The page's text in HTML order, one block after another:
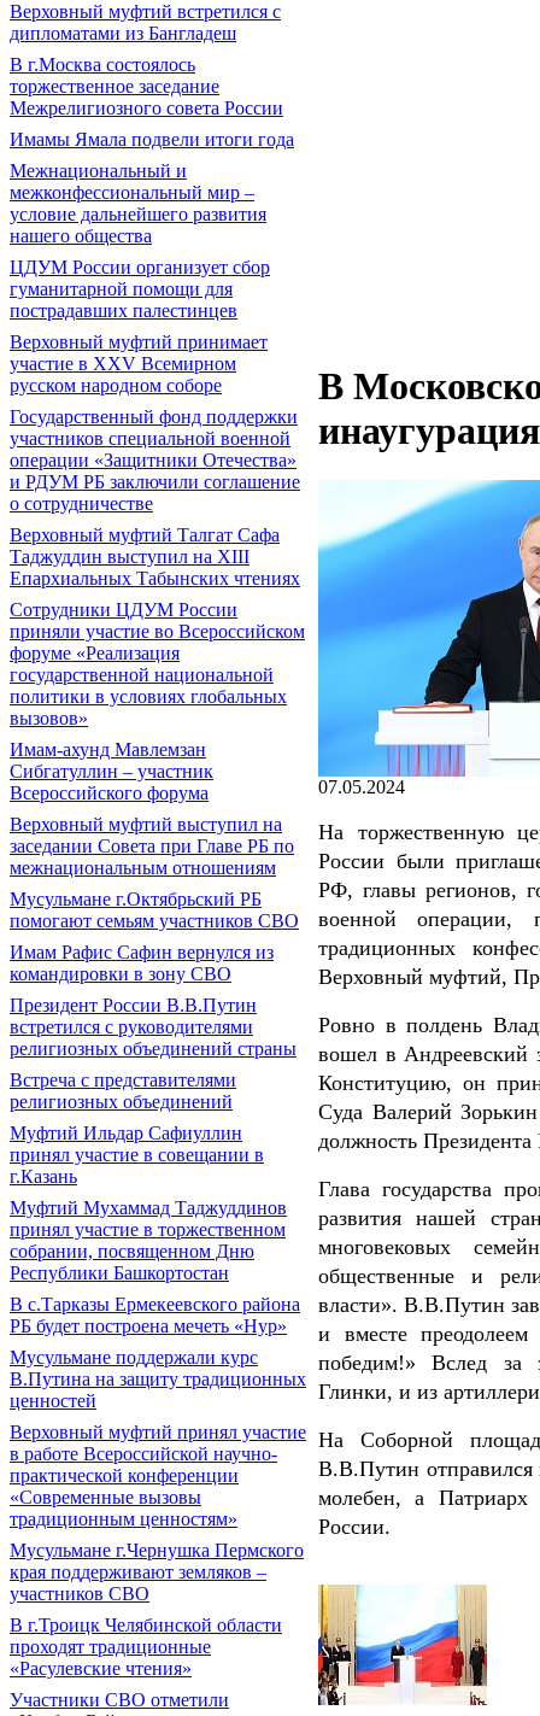
Верховный муфтий встретился с
дипломатами из Бангладеш
В г.Москва состоялось
торжественное заседание
Межрелигиозного совета России
Имамы Ямала подвели итоги года
Межнациональный и
межконфессиональный мир –
условие дальнейшего развития
нашего общества
ЦДУМ России организует сбор
гуманитарной помощи для
пострадавших палестинцев
Верховный муфтий принимает
участие в XXV Всемирном
русском народном соборе
Государственный фонд поддержки
участников специальной военной
операции «Защитники Отечества»
и РДУМ РБ заключили соглашение
о сотрудничестве
Верховный муфтий Талгат Сафа
Таджуддин выступил на ХIII
Епархиальных Табынских чтениях
Сотрудники ЦДУМ России
приняли участие во Всероссийском
форуме «Реализация
государственной национальной
политики в условиях глобальных
вызовов»
Имам-ахунд Мавлемзан
Сибгатуллин – участник
Всероссийского форума
Верховный муфтий выступил на
заседании Совета при Главе РБ по
межнациональным отношениям
Мусульмане г.Октябрьский РБ
помогают семьям участников СВО
Имам Рафис Сафин вернулся из
командировки в зону СВО
Президент России В.В.Путин
встретился с руководителями
религиозных объединений страны
Встреча с представителями
религиозных объединений
Муфтий Ильдар Сафиуллин
принял участие в совещании в
г.Казань
Муфтий Мухаммад Таджуддинов
принял участие в торжественном
собрании, посвященном Дню
Республики Башкортостан
В с.Тарказы Ермекеевского района
РБ будет построена мечеть «Нур»
Мусульмане поддержали курс
В.Путина на защиту традиционных
ценностей
Верховный муфтий принял участие
в работе Всероссийской научно-
практической конференции
«Современные вызовы
традиционным ценностям»
Мусульмане г.Чернушка Пермского
края поддерживают земляков –
участников СВО
В г.Троицк Челябинской области
проходят традиционные
«Расулевские чтения»
Участники СВО отметили
В
07.05.2024
На торжественную
России были
РФ, главы регионов,
военной операции,
традиционных
Верховный муфтий,
Ровно в полдень
вошел в Андреевский
Конституцию, он
Суда Валерий
должность
Глава государства
развития нашей
многовековых
общественные и
власти». В.В.Путин
и вместе
победим!» Вслед за
Глинки, и из
На Соборной
В.В.Путин отправился
молебен, а Патриарх
России.